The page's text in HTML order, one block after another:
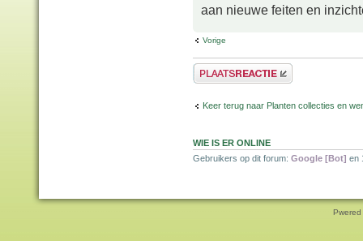
aan nieuwe feiten en
Vorige
Plaats een reactie
Keer terug naar Planten collecties en
WIE IS ER ONLINE
Gebruikers op dit forum: Google [Bot] en